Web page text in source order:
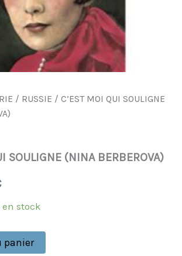
/ RUSSIE / C’EST MOI QUI SOULIGNE
SOULIGNE (NINA BERBEROVA)
en stock
panier